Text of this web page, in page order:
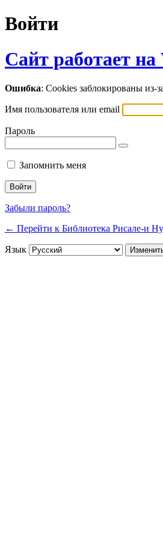
Войти
Сайт работает на
Ошибка: Cookies заблокированы из-
Имя пользователя или email
Пароль
Запомнить меня
Забыли пароль?
← Перейти к Библиотека Рисале-и
Язык